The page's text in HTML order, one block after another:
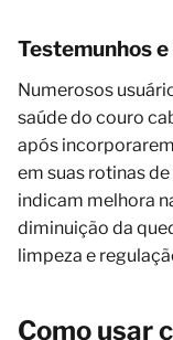
Testemunhos
Numerosos
saúde do couro
após
em suas rotinas
indicam melhora
diminuição da
limpeza e
Como usar